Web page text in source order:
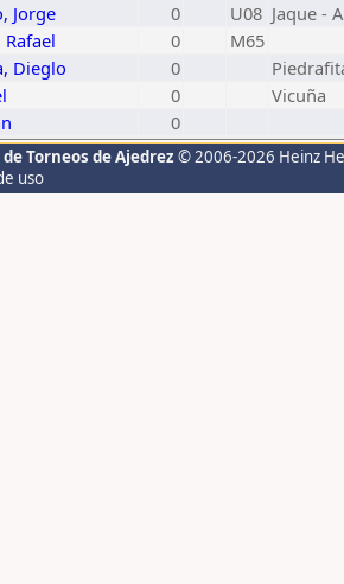
Jorge 0 U08 Jaque -
0
M65
Dieglo 0
0
Vicuña
0
Torneos de Ajedrez © 2006-2026 Heinz
uso